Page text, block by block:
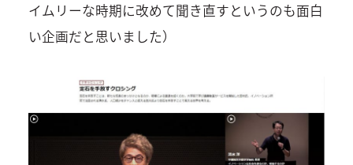
イムリーな時期に改めて聞き直すというのも面白
い企画だと思いました）